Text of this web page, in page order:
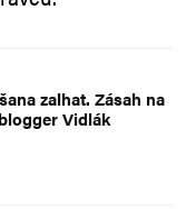
zalhat. Zásah na
Vidlák